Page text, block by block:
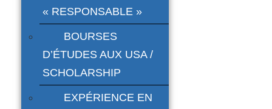
« RESPONSABLE »
BOURSES
D’ÉTUDES AUX USA /
SCHOLARSHIP
EXPÉRIENCE EN